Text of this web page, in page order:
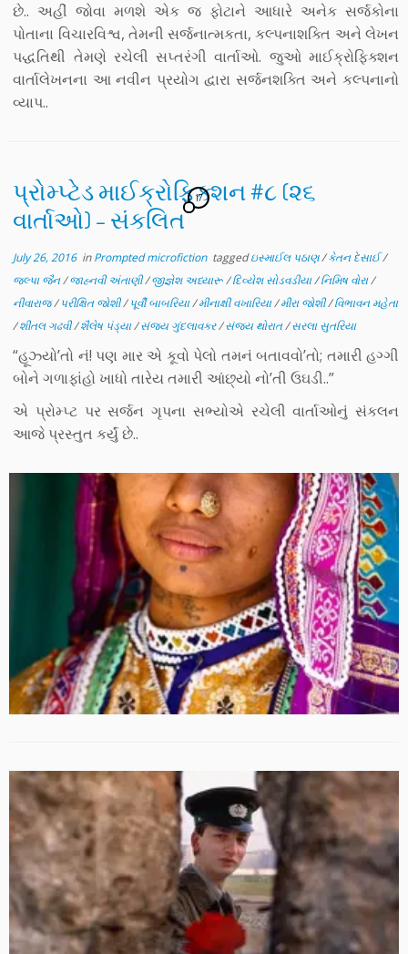
છે.. અહીં જોવા મળશે એક જ ફોટાને આધારે અનેક સર્જકોના
પોતાના વિચારવિશ્વ, તેમની સર્જનાત્મકતા, કલ્પનાશક્તિ અને લેખન
પદ્ધતિથી તેમણે રચેલી સપ્તરંગી વાર્તાઓ. જુઓ માઈક્રોફિક્શન
વાર્તાલેખનના આ નવીન પ્રયોગ દ્વારા સર્જનશક્તિ અને કલ્પનાનો
વ્યાપ..
પ્રોમ્પ્ટેડ માઈક્રોફિક્શન #૮ (૨૬
વાર્તાઓ) – સંકલિત
17
July 26, 2016inPrompted microfiction taggedઇસ્માઈલ પઠાણ/કેતન દેસાઈ/
જલ્પા જૈન/જાહ્નવી અંતાણી/જીજ્ઞેશ અધ્યારૂ/દિવ્યેશ સોડવડીયા/નિમિષ વોરા/
નીવારાજ/પરીક્ષિત જોશી/પૂર્વી બાબરિયા/મીનાક્ષી વખારિયા/મીરા જોશી/વિભાવન મહેતા
/શીતલ ગઢવી/શૈલેષ પંડ્યા/સંજય ગુંદલાવકર/સંજય થોરાત/સરલા સુતરિયા
“હૂઝ્યો’તો નં! પણ માર એ કૂવો પેલો તમનં બતાવવો’તો; તમારી હગ્ગી
બોને ગળાફાંહો ખાધો તારેય તમારી આંછ્યો નો’તી ઉઘડી..”
એ પ્રોમ્પ્ટ પર સર્જન ગૃપના સભ્યોએ રચેલી વાર્તાઓનું સંકલન
આજે પ્રસ્તુત કર્યું છે..